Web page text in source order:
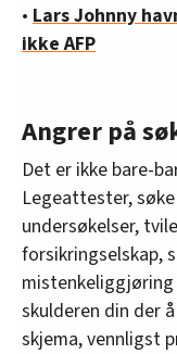
• Lars Johnny
ikke AFP
Angrer på
Det er ikke bare-
Legeattester,
undersøkelser,
forsikringselskap,
skulderen din der
skjema, vennligst